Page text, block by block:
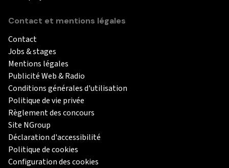
Contact et mentions légales
Contact
Jobs & stages
Mentions légales
Publicité Web & Radio
Conditions générales d'utilisation
Politique de vie privée
Règlement des concours
Site NGroup
Déclaration d'accessibilité
Politique de cookies
Configuration des cookies